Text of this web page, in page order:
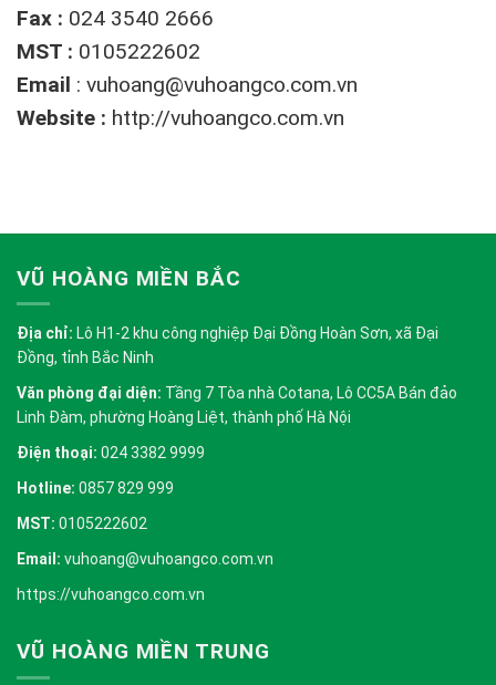
Fax : 024 3540 2666
MST : 0105222602
Email : vuhoang@vuhoangco.com.vn
Website : http://vuhoangco.com.vn
VŨ HOÀNG MIỀN BẮC
Địa chỉ: Lô H1-2 khu công nghiệp Đại Đồng Hoàn Sơn, xã Đại
Đồng, tỉnh Bắc Ninh
Văn phòng đại diện: Tầng 7 Tòa nhà Cotana, Lô CC5A Bán đảo
Linh Đàm, phường Hoàng Liệt, thành phố Hà Nội
Điện thoại: 024 3382 9999
Hotline: 0857 829 999
MST: 0105222602
Email: vuhoang@vuhoangco.com.vn
https://vuhoangco.com.vn
VŨ HOÀNG MIỀN TRUNG